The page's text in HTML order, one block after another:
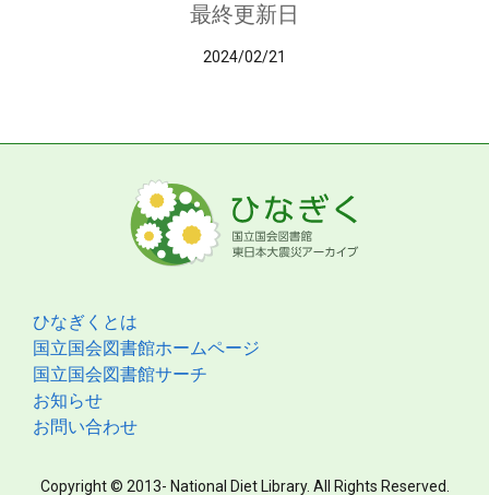
最終更新日
2024/02/21
ひなぎくとは
国立国会図書館ホームページ
国立国会図書館サーチ
お知らせ
お問い合わせ
Copyright © 2013- National Diet Library. All Rights Reserved.